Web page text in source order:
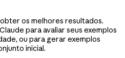
os melhores resultados.
para avaliar seus exemplos
ou para gerar exemplos
inicial.